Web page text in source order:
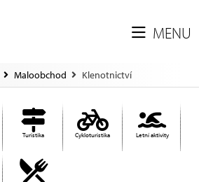
MENU
Maloobchod Klenotnictví
Turistika Cykloturistika Letní aktivity